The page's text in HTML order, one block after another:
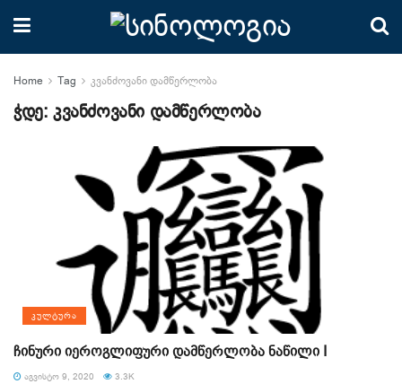
Home Tag კვანძოვანი დამწერლობა
ჭდე: კვანძოვანი დამწერლობა
ᲙᲣᲚᲢᲣᲠᲐ
ჩინური იეროგლიფური დამწერლობა ნაწილი I
ᲐᲒᲕᲘᲡᲢᲝ 9, 2020 3.3K